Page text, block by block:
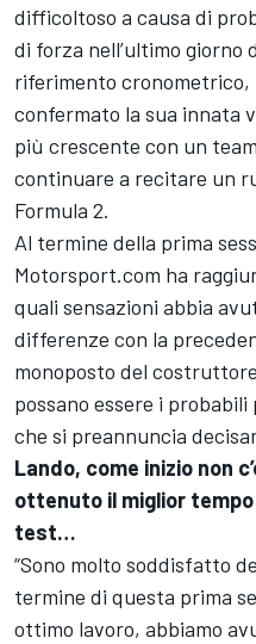
difficoltoso a causa di
di forza nell’ultimo
riferimento cronometrico,
confermato la sua innata
più crescente con un
continuare a recitare un
Formula 2.
Al termine della prima
Motorsport.com ha
quali sensazioni abbia
differenze con la
monoposto del
possano essere i
che si preannuncia
Lando, come inizio non
ottenuto il miglior
test…
“Sono molto soddisfatto
termine di questa prima
ottimo lavoro, abbiamo